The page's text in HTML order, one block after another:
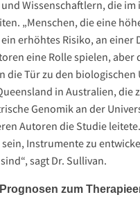
Wissenschaftlern, die
„Menschen, die eine
erhöhtes Risiko, an einer
eine Rolle spielen,
die Tür zu den
in Australien, die
Genomik an der
Autoren die Studie
Instrumente zu
sagt Dr. Sullivan.
zum